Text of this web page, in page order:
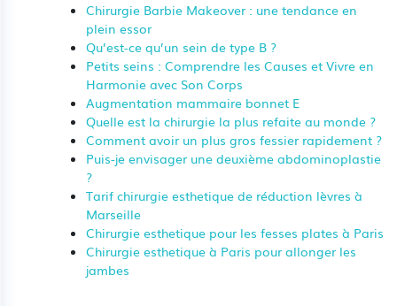
Chirurgie Barbie Makeover : une tendance en
plein essor
Qu’est-ce qu’un sein de type B ?
Petits seins : Comprendre les Causes et Vivre en
Harmonie avec Son Corps
Augmentation mammaire bonnet E
Quelle est la chirurgie la plus refaite au monde ?
Comment avoir un plus gros fessier rapidement ?
Puis-je envisager une deuxième abdominoplastie
?
Tarif chirurgie esthetique de réduction lèvres à
Marseille
Chirurgie esthetique pour les fesses plates à Paris
Chirurgie esthetique à Paris pour allonger les
jambes